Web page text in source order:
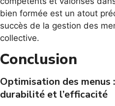
bien formée est un atout
succès de la gestion des
collective.
Conclusion
Optimisation des
durabilité et l’efficacité